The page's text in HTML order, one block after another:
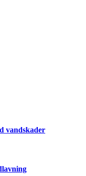
vandskader